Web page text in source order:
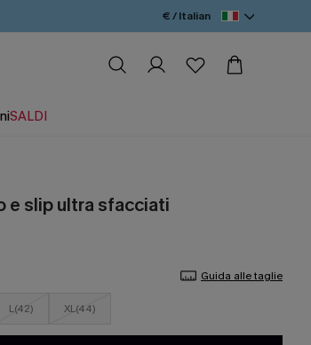
€ / Italian
SALDI
e slip ultra sfacciati
Guida alle taglie
L(42) XL(44)